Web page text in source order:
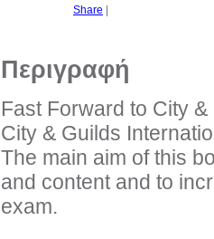
Share
Περιγραφή
Fast Forward to City
City & Guilds
The main aim of this
and content and to
exam.